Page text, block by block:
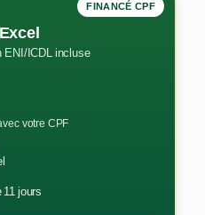
FINANCÉ CPF
ENI/ICDL incluse
votre CPF
jours